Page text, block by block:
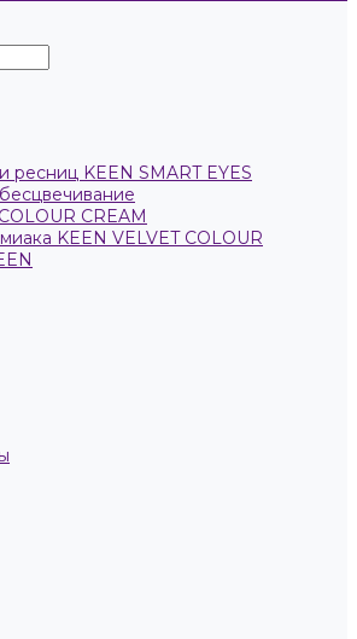
ресниц KEEN SMART EYES
CREAM
KEEN VELVET COLOUR